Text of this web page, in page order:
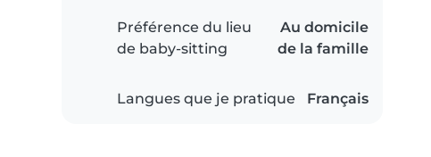
Préférence du lieu
de baby-sitting
Au domicile
de la famille
Langues que je pratique Français